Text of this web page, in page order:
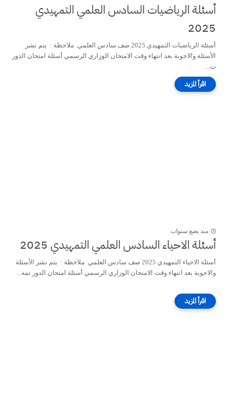
أسئلة الرياضيات السادس العلمي التمهيدي
2025
أسئلة الرياضيات التمهيدي 2025 صف سادس العلمي ملاحظة : يتم نشر
الأسئلة والاجوبة بعد انتهاء وقت الامتحان الوزاري الرسمي أسئلة امتحان الدور
ت...
منذ بضع سنوات
أسئلة الاحياء السادس العلمي التمهيدي 2025
أسئلة الاحياء التمهيدي 2025 صف سادس العلمي ملاحظة : يتم نشر الأسئلة
والاجوبة بعد انتهاء وقت الامتحان الوزاري الرسمي أسئلة امتحان الدور تمه...